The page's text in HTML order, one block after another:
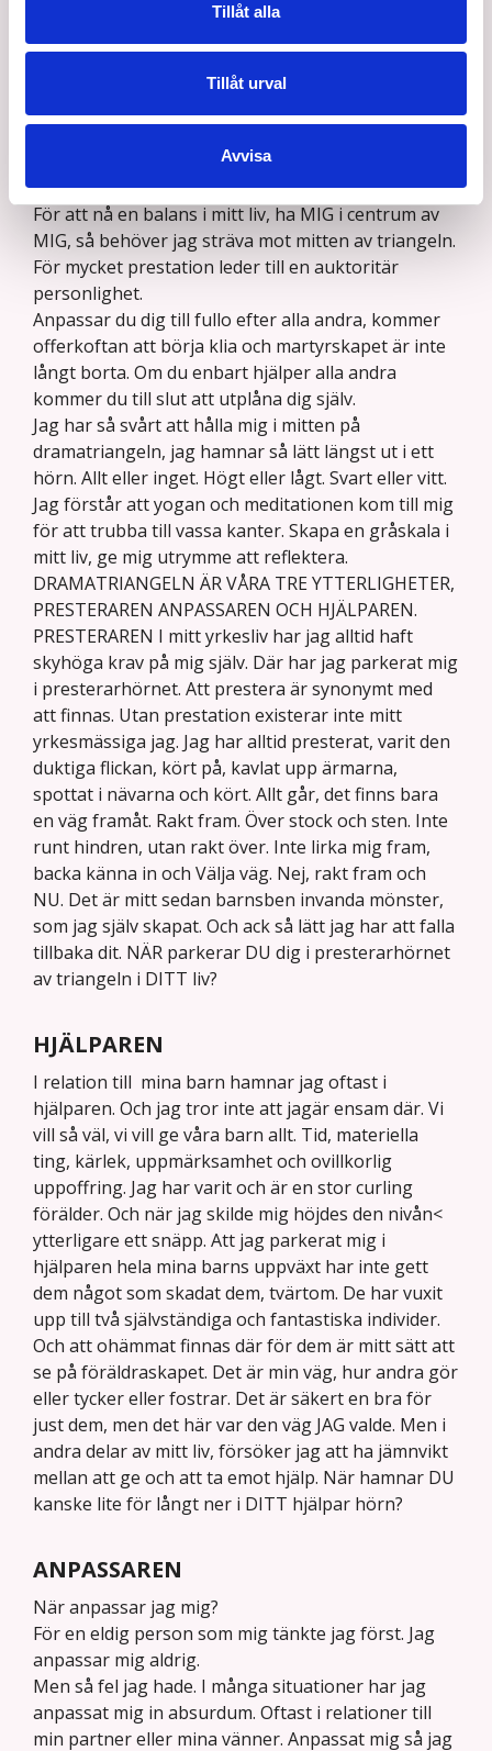
Tillåt alla
Tillåt urval
Avvisa
jag kan se saker klart. Jag ser var jag hamnat i offer
rollen och jag ser var jag varit hjälparen och var jag
själv i metaposition (utifrån) i relation till
dramatriangeln.
För att nå en balans i mitt liv, ha MIG i centrum av
MIG, så behöver jag sträva mot mitten av triangeln.
För mycket prestation leder till en auktoritär
personlighet.
Anpassar du dig till fullo efter alla andra, kommer
offerkoftan att börja klia och martyrskapet är inte
långt borta. Om du enbart hjälper alla andra
kommer du till slut att utplåna dig själv.
Jag har så svårt att hålla mig i mitten på
dramatriangeln, jag hamnar så lätt längst ut i ett
hörn. Allt eller inget. Högt eller lågt. Svart eller vitt.
Jag förstår att yogan och meditationen kom till mig
för att trubba till vassa kanter. Skapa en gråskala i
mitt liv, ge mig utrymme att reflektera.
DRAMATRIANGELN ÄR VÅRA TRE YTTERLIGHETER,
PRESTERAREN ANPASSAREN OCH HJÄLPAREN.
PRESTERAREN I mitt yrkesliv har jag alltid haft
skyhöga krav på mig själv. Där har jag parkerat mig
i presterarhörnet. Att prestera är synonymt med
att finnas. Utan prestation existerar inte mitt
yrkesmässiga jag. Jag har alltid presterat, varit den
duktiga flickan, kört på, kavlat upp ärmarna,
spottat i nävarna och kört. Allt går, det finns bara
en väg framåt. Rakt fram. Över stock och sten. Inte
runt hindren, utan rakt över. Inte lirka mig fram,
backa känna in och Välja väg. Nej, rakt fram och
NU. Det är mitt sedan barnsben invanda mönster,
som jag själv skapat. Och ack så lätt jag har att falla
tillbaka dit. NÄR parkerar DU dig i presterarhörnet
av triangeln i DITT liv?
HJÄLPAREN
I relation till mina barn hamnar jag oftast i
hjälparen. Och jag tror inte att jagär ensam där. Vi
vill så väl, vi vill ge våra barn allt. Tid, materiella
ting, kärlek, uppmärksamhet och ovillkorlig
uppoffring. Jag har varit och är en stor curling
förälder. Och när jag skilde mig höjdes den nivån<
ytterligare ett snäpp. Att jag parkerat mig i
hjälparen hela mina barns uppväxt har inte gett
dem något som skadat dem, tvärtom. De har vuxit
upp till två självständiga och fantastiska individer.
Och att ohämmat finnas där för dem är mitt sätt att
se på föräldraskapet. Det är min väg, hur andra gör
eller tycker eller fostrar. Det är säkert en bra för
just dem, men det här var den väg JAG valde. Men i
andra delar av mitt liv, försöker jag att ha jämnvikt
mellan att ge och att ta emot hjälp. När hamnar DU
kanske lite för långt ner i DITT hjälpar hörn?
ANPASSAREN
När anpassar jag mig?
För en eldig person som mig tänkte jag först. Jag
anpassar mig aldrig.
Men så fel jag hade. I många situationer har jag
anpassat mig in absurdum. Oftast i relationer till
min partner eller mina vänner. Anpassat mig så jag